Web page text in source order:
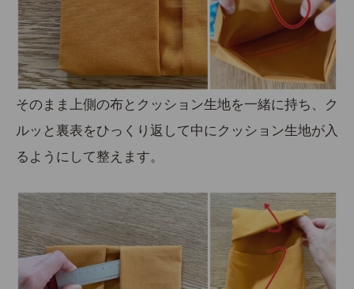
そのまま上側の布とクッション生地を一緒に持ち、ク
ルッと裏表をひっくり返して中にクッション生地が入
るようにして整えます。